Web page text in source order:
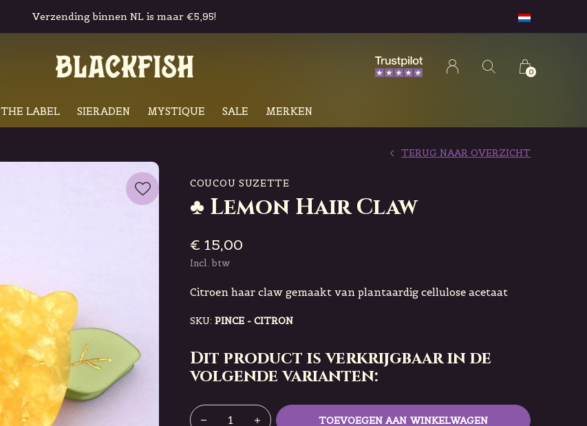
THE LABEL SIERADEN MYSTIQUE SALE MERKEN
0
Verzending binnen NL is maar €5,95!
COUCOU SUZETTE
♣ Lemon Hair Claw
TERUG NAAR OVERZICHT
€ 15,00
Incl. btw
Citroen haar claw gemaakt van plantaardig cellulose acetaat
SKU: PINCE - CITRON
Dit product is verkrijgbaar in de
volgende varianten:
TOEVOEGEN AAN WINKELWAGEN